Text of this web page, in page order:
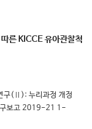
른 KICCE 유아관찰척
구(Ⅱ): 누리과정 개정
구보고 2019-21 1-